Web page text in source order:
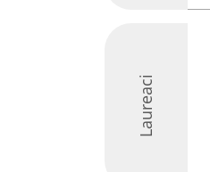
Laureaci